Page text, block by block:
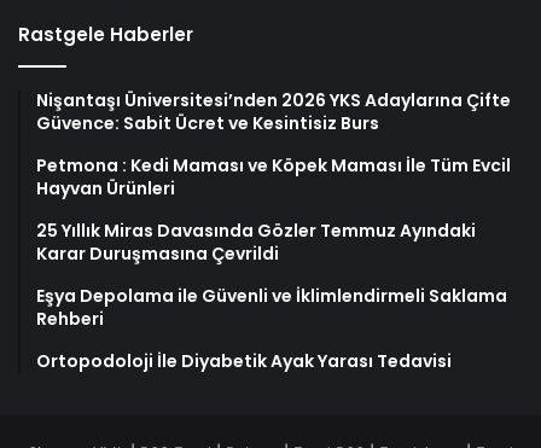
Rastgele Haberler
Nişantaşı Üniversitesi’nden 2026 YKS Adaylarına Çifte
Güvence: Sabit Ücret ve Kesintisiz Burs
Petmona : Kedi Maması ve Köpek Maması İle Tüm Evcil
Hayvan Ürünleri
25 Yıllık Miras Davasında Gözler Temmuz Ayındaki
Karar Duruşmasına Çevrildi
Eşya Depolama ile Güvenli ve İklimlendirmeli Saklama
Rehberi
Ortopodoloji İle Diyabetik Ayak Yarası Tedavisi